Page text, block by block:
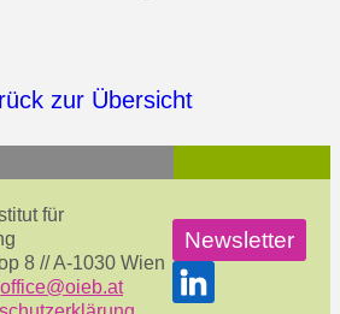
zur Übersicht
für
8 // A-1030 Wien
office@oieb.at
Newsletter